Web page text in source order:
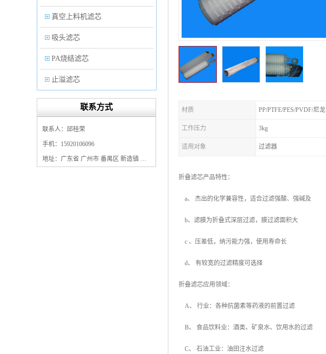
真空上料机滤芯
吸头滤芯
PA烧结滤芯
止溢滤芯
PP塑料过滤器
保安过滤器滤芯
联系方式
联系人：邱桂荣
手机：15920106096
地址：广东省 广州市 番禺区 新造镇 新造镇石角咀街4号三楼之一
材质 PP/PTFE/PES/PVDF/尼龙
工作压力 3kg
适用对象 过滤器
折叠滤芯产品特性：
a、 杰出的化学兼容性，适合过滤强酸、强碱及
b、滤膜为折叠式深层过滤，膜过滤面积大
c 、压差低，纳污能力强，使用寿命长
d、 有较宽的过滤精度可选择
折叠滤芯应用领域：
A、 行业：各种抗菌素等药液的前置过滤
B、 食品饮料业：酒类、矿泉水、饮用水的过滤
C、 石油工业：油田注水过滤